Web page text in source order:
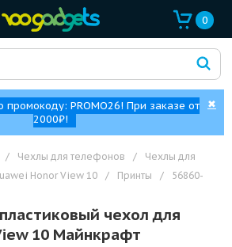
0
PROMO26! При заказе от
2000₽!
✖
/ Чехлы для телефонов /
Чехлы для
Honor View 10 / Принты /
56860-
чехол для
10 Майнкрафт